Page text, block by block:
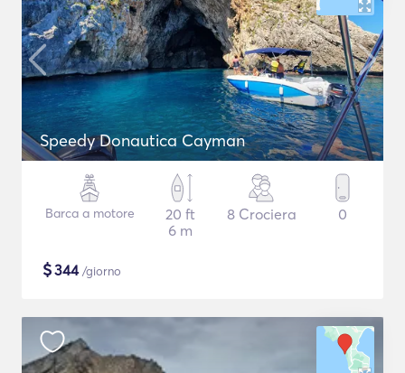
Speedy Donautica Cayman
Barca a motore
20 ft
6 m
8 Crociera 0
$344/giorno